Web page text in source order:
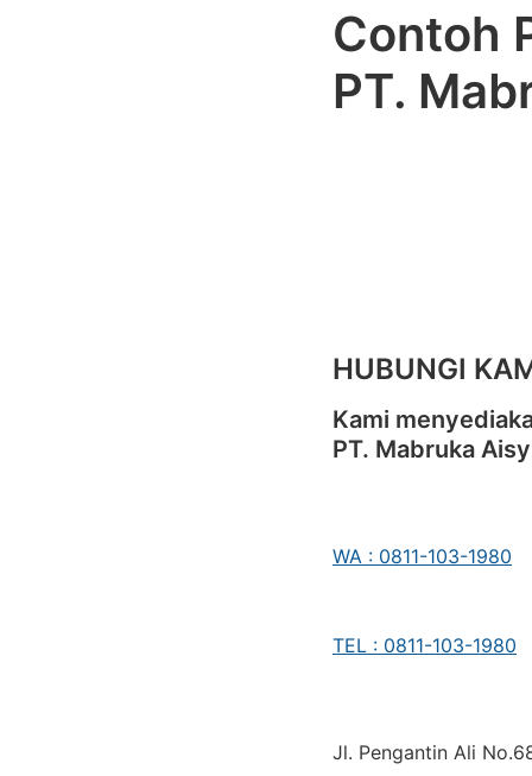
Contoh
PT.
HUBUNGI
Kami
PT. Mabruka
WA : 0811-103-1980
TEL : 0811-103-1980
Jl. Pengantin Ali